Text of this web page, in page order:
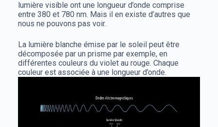
lumière visible ont une longueur d’onde comprise
entre 380 et 780 nm. Mais il en existe d’autres que
nous ne pouvons pas voir.
La lumière blanche émise par le soleil peut être
décomposée par un prisme par exemple, en
différentes couleurs du violet au rouge. Chaque
couleur est associée à une longueur d’onde.